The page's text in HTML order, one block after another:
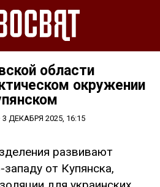
области
окружении
3 ДЕКАБРЯ 2025, 16:15
развивают
от Купянска,